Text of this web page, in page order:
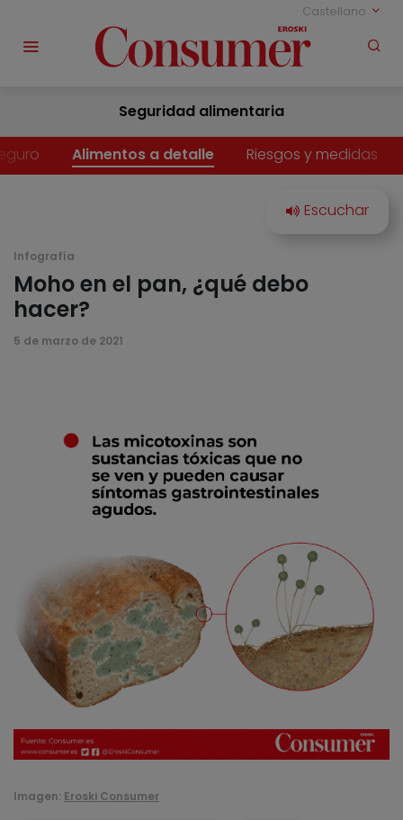
Castellano
Seguridad alimentaria
Alimentos a detalle Riesgos y medidas
Infografía
Moho en el pan, ¿qué debo
hacer?
5 de marzo de 2021
Imagen: Eroski Consumer